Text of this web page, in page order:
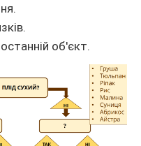
об'єкт.